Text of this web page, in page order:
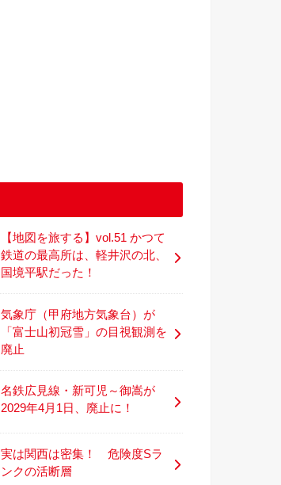
【地図を旅する】vol.51 かつて
鉄道の最高所は、軽井沢の北、
国境平駅だった！
気象庁（甲府地方気象台）が
「富士山初冠雪」の目視観測を
廃止
名鉄広見線・新可児～御嵩が
2029年4月1日、廃止に！
実は関西は密集！ 危険度Sラ
ンクの活断層